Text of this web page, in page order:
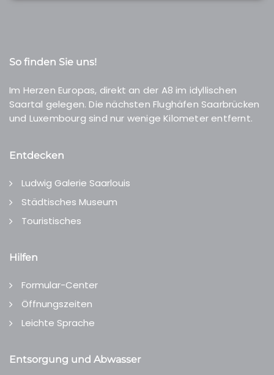
So finden Sie uns!
Im Herzen Europas, direkt an der A8 im idyllischen
Saartal gelegen. Die nächsten Flughäfen Saarbrücken
und Luxembourg sind nur wenige Kilometer entfernt.
Entdecken
Ludwig Galerie Saarlouis
Städtisches Museum
Touristisches
Hilfen
Formular-Center
Öffnungszeiten
Leichte Sprache
Entsorgung und Abwasser